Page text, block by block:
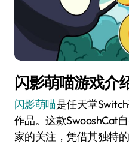
闪影萌喵游戏介
闪影萌喵是任天堂
作品。这款SwooshCat
家的关注，凭借其独特